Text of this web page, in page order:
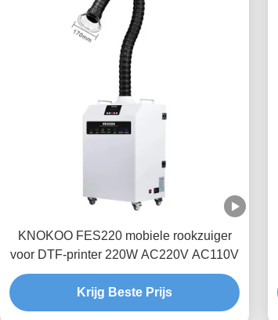
KNOKOO FES220 mobiele rookzuiger
voor DTF-printer 220W AC220V AC110V
Krijg Beste Prijs